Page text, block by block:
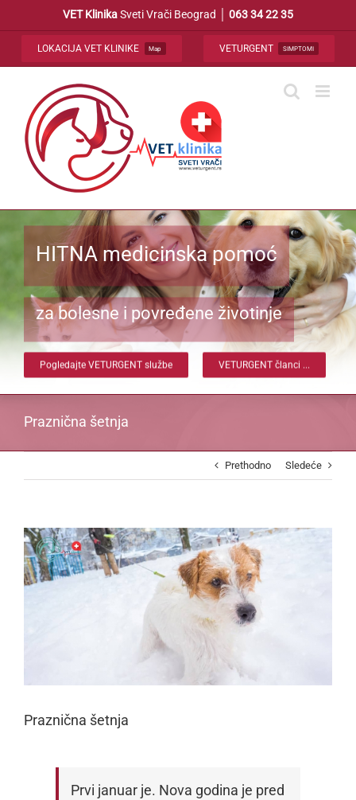
VET KlinikaSveti Vrači Beograd │ 063 34 22 35
LOKACIJA VET KLINIKE Map VETURGENT SIMPTOMI
HITNA medicinska pomoć
za bolesne i povređene životinje
Pogledajte VETURGENT službe VETURGENT članci ...
Praznična šetnja
Prethodno Sledeće
View
Larger
Image
Praznična šetnja
Prvi januar je. Nova godina je pred